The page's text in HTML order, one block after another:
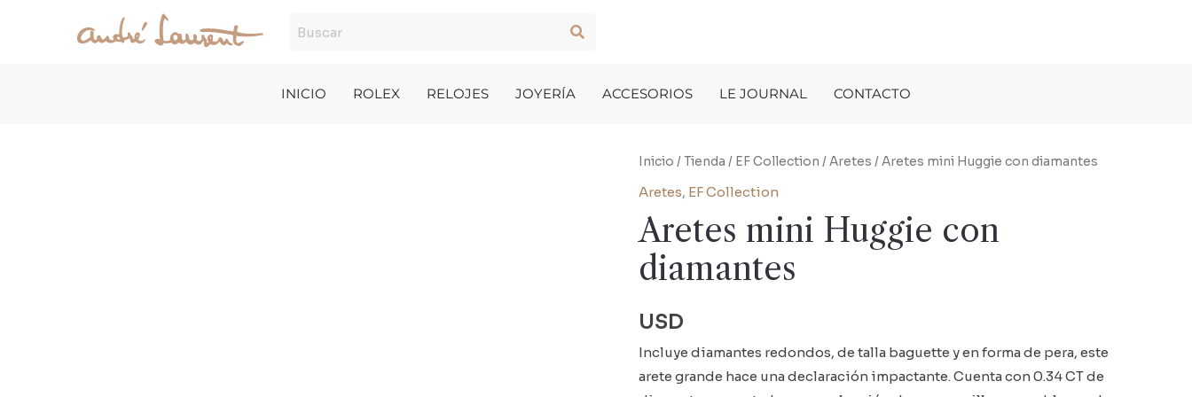
INICIO ROLEX RELOJES JOYERÍA ACCESORIOS LE JOURNAL CONTACTO
Inicio /Tienda / EF Collection /Aretes / Aretes mini Huggie con diamantes
Aretes, EF Collection
Aretes mini Huggie con
diamantes
USD
Incluye diamantes redondos, de talla baguette y en forma de pera, este
arete grande hace una declaración impactante. Cuenta con 0.34 CT de